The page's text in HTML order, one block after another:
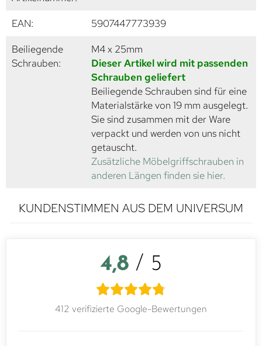
EAN:
5907447773939
Beiliegende
Schrauben:
M4 x 25mm
Dieser Artikel wird mit passenden
Schrauben geliefert
Beiliegende Schrauben sind für eine
Materialstärke von 19 mm ausgelegt.
Sie sind zusammen mit der Ware
verpackt und werden von uns nicht
getauscht.
Zusätzliche Möbelgriffschrauben in
anderen Längen finden sie hier.
KUNDENSTIMMEN AUS DEM UNIVERSUM
4,8 / 5
412 verifizierte Google-Bewertungen